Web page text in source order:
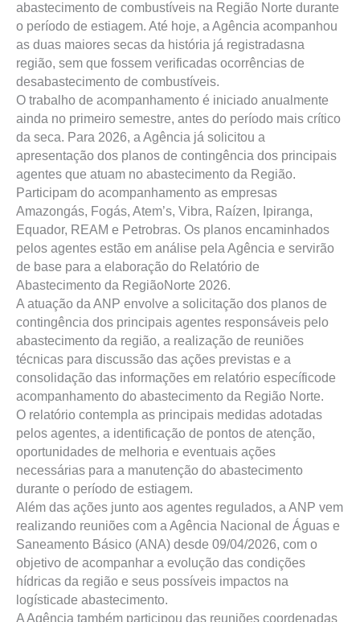
abastecimento de combustíveis na Região Norte durante
o período de estiagem. Até hoje, a Agência acompanhou
as duas maiores secas da história já registradasna
região, sem que fossem verificadas ocorrências de
desabastecimento de combustíveis.
O trabalho de acompanhamento é iniciado anualmente
ainda no primeiro semestre, antes do período mais crítico
da seca. Para 2026, a Agência já solicitou a
apresentação dos planos de contingência dos principais
agentes que atuam no abastecimento da Região.
Participam do acompanhamento as empresas
Amazongás, Fogás, Atem’s, Vibra, Raízen, Ipiranga,
Equador, REAM e Petrobras. Os planos encaminhados
pelos agentes estão em análise pela Agência e servirão
de base para a elaboração do Relatório de
Abastecimento da RegiãoNorte 2026.
A atuação da ANP envolve a solicitação dos planos de
contingência dos principais agentes responsáveis pelo
abastecimento da região, a realização de reuniões
técnicas para discussão das ações previstas e a
consolidação das informações em relatório específicode
acompanhamento do abastecimento da Região Norte.
O relatório contempla as principais medidas adotadas
pelos agentes, a identificação de pontos de atenção,
oportunidades de melhoria e eventuais ações
necessárias para a manutenção do abastecimento
durante o período de estiagem.
Além das ações junto aos agentes regulados, a ANP vem
realizando reuniões com a Agência Nacional de Águas e
Saneamento Básico (ANA) desde 09/04/2026, com o
objetivo de acompanhar a evolução das condições
hídricas da região e seus possíveis impactos na
logísticade abastecimento.
A Agência também participou das reuniões coordenadas